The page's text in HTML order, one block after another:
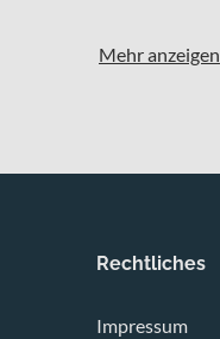
Mehr anzeigen
Rechtliches
Impressum